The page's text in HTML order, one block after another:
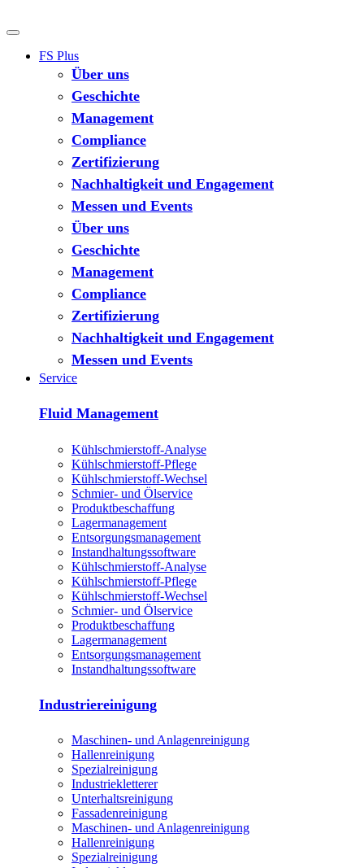
FS Plus
Über uns
Geschichte
Management
Compliance
Zertifizierung
Nachhaltigkeit und Engagement
Messen und Events
Über uns
Geschichte
Management
Compliance
Zertifizierung
Nachhaltigkeit und Engagement
Messen und Events
Service
Fluid Management
Kühlschmierstoff-Analyse
Kühlschmierstoff-Pflege
Kühlschmierstoff-Wechsel
Schmier- und Ölservice
Produktbeschaffung
Lagermanagement
Entsorgungs­management
Instandhaltungs­software
Kühlschmierstoff-Analyse
Kühlschmierstoff-Pflege
Kühlschmierstoff-Wechsel
Schmier- und Ölservice
Produktbeschaffung
Lagermanagement
Entsorgungs­management
Instandhaltungs­software
Industriereinigung
Maschinen- und Anlagenreinigung
Hallenreinigung
Spezialreinigung
Industriekletterer
Unterhaltsreinigung
Fassadenreinigung
Maschinen- und Anlagenreinigung
Hallenreinigung
Spezialreinigung